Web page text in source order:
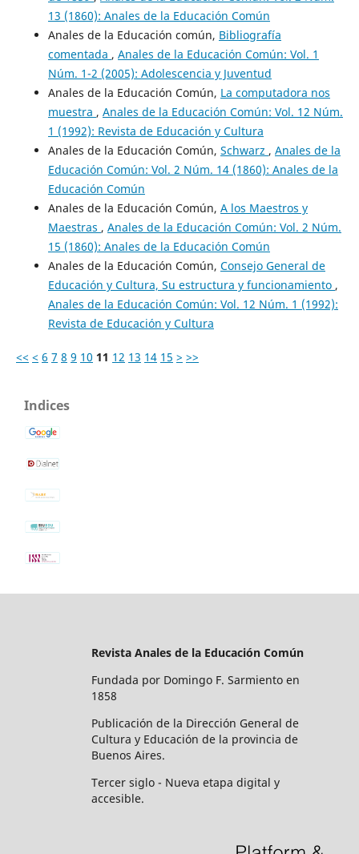
13 (1860): Anales de la Educación Común
Anales de la Educación común, Bibliografía
comentada , Anales de la Educación Común: Vol. 1
Núm. 1-2 (2005): Adolescencia y Juventud
Anales de la Educación Común, La computadora nos
muestra , Anales de la Educación Común: Vol. 12 Núm.
1 (1992): Revista de Educación y Cultura
Anales de la Educación Común, Schwarz , Anales de la
Educación Común: Vol. 2 Núm. 14 (1860): Anales de la
Educación Común
Anales de la Educación Común, A los Maestros y
Maestras , Anales de la Educación Común: Vol. 2 Núm.
15 (1860): Anales de la Educación Común
Anales de la Educación Común, Consejo General de
Educación y Cultura, Su estructura y funcionamiento ,
Anales de la Educación Común: Vol. 12 Núm. 1 (1992):
Revista de Educación y Cultura
<< < 6 7 8 9 10 11 12 13 14 15 > >>
Indices
Revista Anales de la Educación Común
Fundada por Domingo F. Sarmiento en
1858
Publicación de la Dirección General de
Cultura y Educación de la provincia de
Buenos Aires.
Tercer siglo - Nueva etapa digital y
accesible.